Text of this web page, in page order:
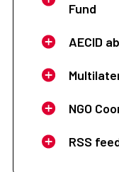
Fund
AECID
NGO
RSS